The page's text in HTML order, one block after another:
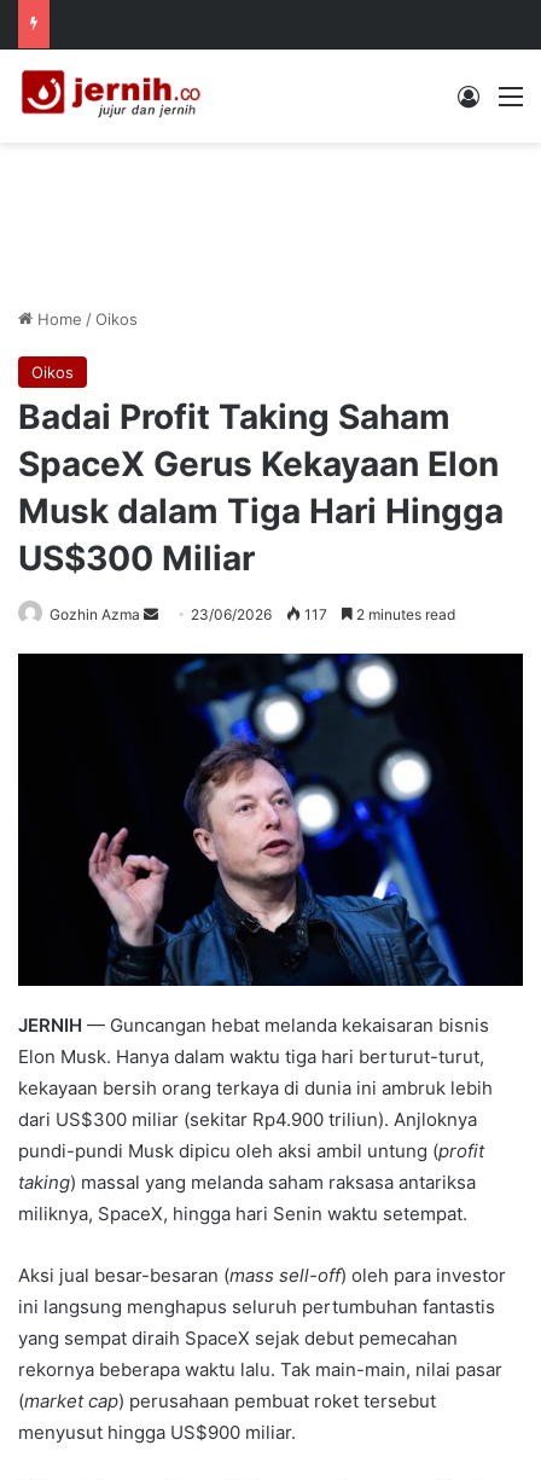
Log In
Home /Oikos
Oikos
Badai Profit Taking Saham
SpaceX Gerus Kekayaan Elon
Musk dalam Tiga Hari Hingga
US$300 Miliar
Gozhin Azma
Send
email
23/06/2026 117 2 minutes read
JERNIH — Guncangan hebat melanda kekaisaran bisnis
Elon Musk. Hanya dalam waktu tiga hari berturut-turut,
kekayaan bersih orang terkaya di dunia ini ambruk lebih
dari US$300 miliar (sekitar Rp4.900 triliun). Anjloknya
pundi-pundi Musk dipicu oleh aksi ambil untung (profit
taking) massal yang melanda saham raksasa antariksa
miliknya, SpaceX, hingga hari Senin waktu setempat.
Aksi jual besar-besaran (mass sell-off) oleh para investor
ini langsung menghapus seluruh pertumbuhan fantastis
yang sempat diraih SpaceX sejak debut pemecahan
rekornya beberapa waktu lalu. Tak main-main, nilai pasar
(market cap) perusahaan pembuat roket tersebut
menyusut hingga US$900 miliar.